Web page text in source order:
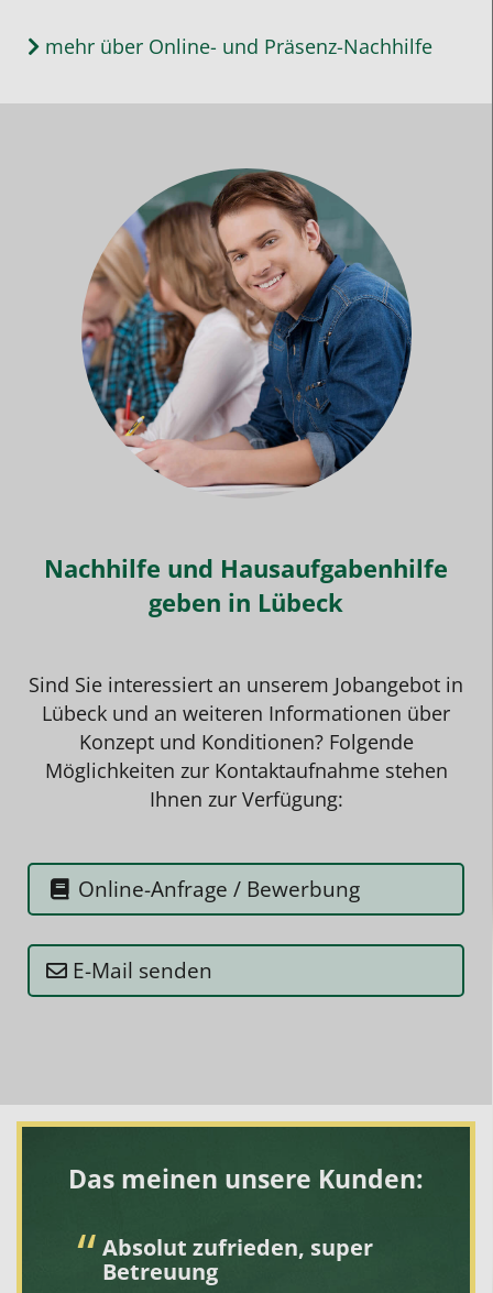
mehr über Online- und Präsenz-Nachhilfe
Nachhilfe und Hausaufgabenhilfe
geben in Lübeck
Sind Sie interessiert an unserem Jobangebot in
Lübeck und an weiteren Informationen über
Konzept und Konditionen? Folgende
Möglichkeiten zur Kontaktaufnahme stehen
Ihnen zur Verfügung:
Online-Anfrage / Bewerbung
E-Mail senden
Das meinen unsere Kunden:
Absolut zufrieden, super
Betreuung